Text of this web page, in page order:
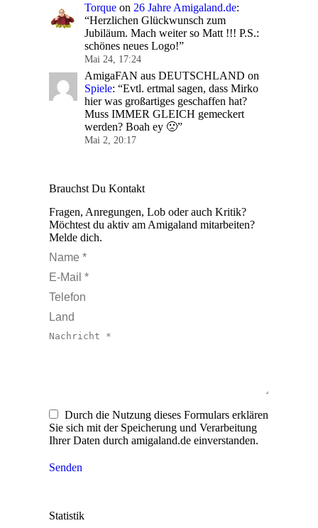
Torque on 26 Jahre Amigaland.de:
“Herzlichen Glückwunsch zum
Jubiläum. Mach weiter so Matt !!! P.S.:
schönes neues Logo!”
Mai 24, 17:24
AmigaFAN aus DEUTSCHLAND on
Spiele: “Evtl. ertmal sagen, dass Mirko
hier was großartiges geschaffen hat?
Muss IMMER GLEICH gemeckert
werden? Boah ey 🙁”
Mai 2, 20:17
Brauchst Du Kontakt
Fragen, Anregungen, Lob oder auch Kritik?
Möchtest du aktiv am Amigaland mitarbeiten?
Melde dich.
Name *
E-Mail *
Telefon
Land
Nachricht *
Durch die Nutzung dieses Formulars erklären
Sie sich mit der Speicherung und Verarbeitung
Ihrer Daten durch amigaland.de einverstanden.
Senden
Statistik